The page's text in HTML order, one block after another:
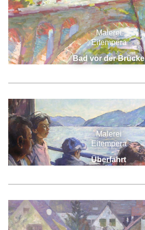
Bad vor der Brücke
Malerei
Eitempera
Überfahrt
Malerei
Eitempera